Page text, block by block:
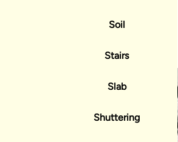
Soil
Stairs
Slab
Shuttering